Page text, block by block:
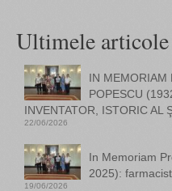
Ultimele articole
IN MEMORIAM
POPESCU
INVENTATOR, ISTORIC AL
22/06/2026
In Memoriam
2025):
19/06/2026